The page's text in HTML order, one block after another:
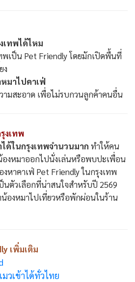
เทพได้ไหม
พเป็น Pet Friendly โดยมักเปิดพื้นที่
ง
หมาไปคาเฟ่
ามสะอาด เพื่อไม่รบกวนลูกค้าคนอื่น
งเทพ
ด้ในกรุงเทพจำนวนมาก ทำให้คน
องหมาออกไปนั่งเล่นหรือพบปะเพื่อน
หาคาเฟ่ Pet Friendly ในกรุงเทพ
นตัวเลือกที่น่าสนใจสำหรับปี 2569
น้องหมาไปเที่ยวหรือพักผ่อนในร้าน
เพิ่มเติม
วเข้าได้ทั่วไทย